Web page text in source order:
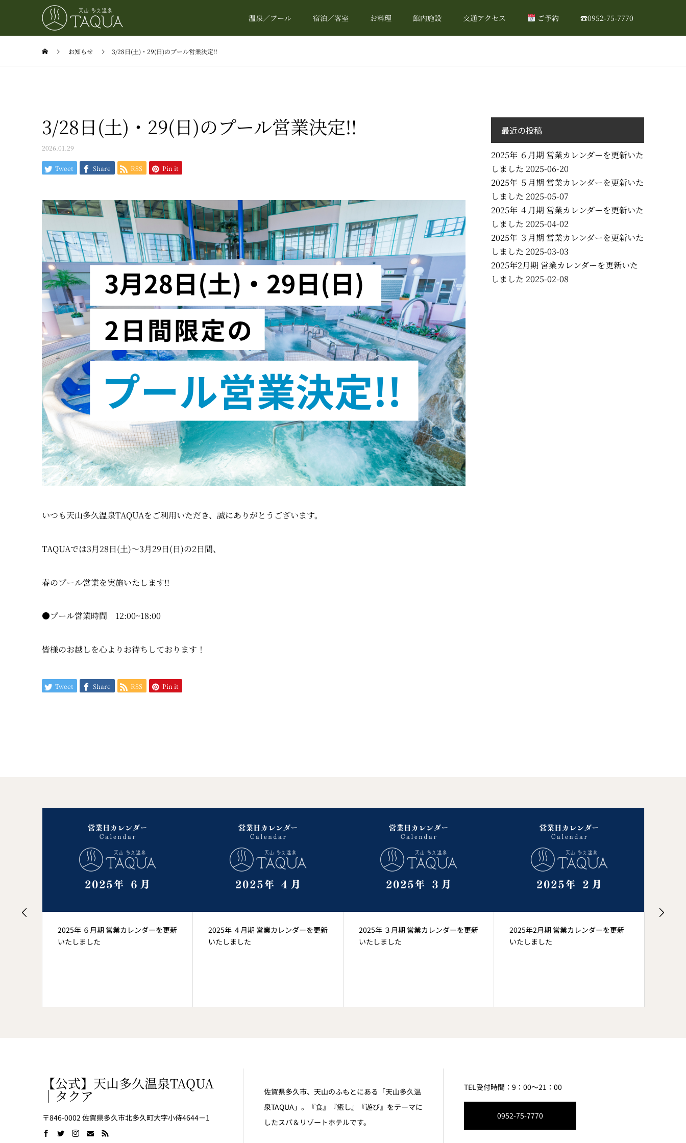
温泉／プール 宿泊／客室 お料理 館内施設 交通アクセス ご予約 ☎0952-75-7770
お知らせ 3/28日(土)・29(日)のプール営業決定!!
3/28日(土)・29(日)のプール営業決定!!
2026.01.29
Tweet Share RSS Pin it
いつも天山多久温泉TAQUAをご利用いただき、誠にありがとうございます。
TAQUAでは3月28日(土)～3月29日(日)の2日間、
春のプール営業を実施いたします!!
●プール営業時間 12:00~18:00
皆様のお越しを心よりお待ちしております！
Tweet Share RSS Pin it
最近の投稿
2025年 ６月期 営業カレンダーを更新いた
しました 2025-06-20
2025年 ５月期 営業カレンダーを更新いた
しました 2025-05-07
2025年 ４月期 営業カレンダーを更新いた
しました 2025-04-02
2025年 ３月期 営業カレンダーを更新いた
しました 2025-03-03
2025年2月期 営業カレンダーを更新いた
しました 2025-02-08
2025年 ６月期 営業カレンダーを更新
いたしました
2025年 ４月期 営業カレンダーを更新
いたしました
2025年 ３月期 営業カレンダーを更新
いたしました
2025年2月期 営業カレンダーを更新
いたしました
【公式】天山多久温泉TAQUA
｜タクア
〒846-0002 佐賀県多久市北多久町大字小侍4644－1
佐賀県多久市、天山のふもとにある「天山多久温
泉TAQUA」。『食』『癒し』『遊び』をテーマに
したスパ＆リゾートホテルです。
TEL受付時間：9：00～21：00
0952-75-7770